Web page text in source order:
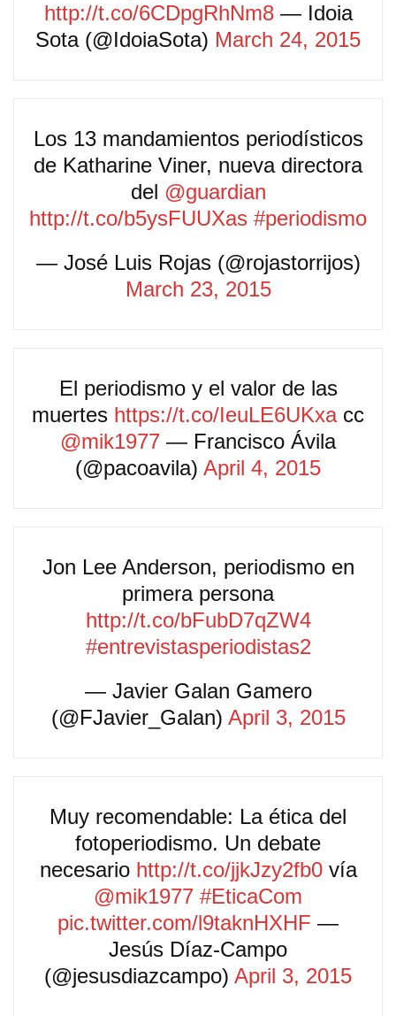
http://t.co/6CDpgRhNm8— Idoia
Sota (@IdoiaSota) March 24, 2015
Los 13 mandamientos periodísticos
de Katharine Viner, nueva directora
del @guardian
http://t.co/b5ysFUUXas #periodismo
— José Luis Rojas (@rojastorrijos)
March 23, 2015
El periodismo y el valor de las
muertes https://t.co/IeuLE6UKxacc
@mik1977 — Francisco Ávila
(@pacoavila) April 4, 2015
Jon Lee Anderson, periodismo en
primera persona
http://t.co/bFubD7qZW4
#entrevistasperiodistas2
— Javier Galan Gamero
(@FJavier_Galan) April 3, 2015
Muy recomendable: La ética del
fotoperiodismo. Un debate
necesario http://t.co/jjkJzy2fb0vía
@mik1977 #EticaCom
pic.twitter.com/l9taknHXHF —
Jesús Díaz-Campo
(@jesusdiazcampo) April 3, 2015